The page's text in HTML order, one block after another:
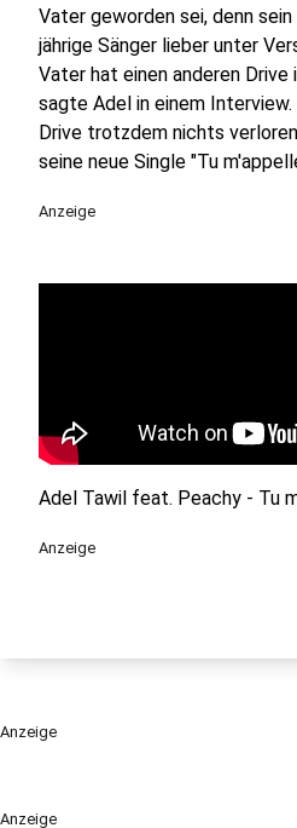
Anzeige
Vater geworden sei, denn
jährige Sänger lieber unter
Vater hat einen anderen
sagte Adel in einem
Drive trotzdem nichts
seine neue Single "Tu
Anzeige
Adel Tawil feat. Peachy - Tu
Anzeige
Anzeige